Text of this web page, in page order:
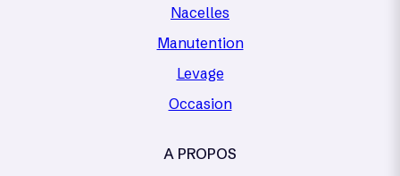
Nacelles
Manutention
Levage
Occasion
A PROPOS